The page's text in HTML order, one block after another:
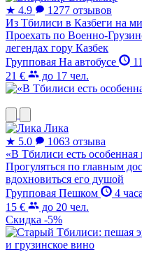
★ 4.9
1277 отзывов
Из Тбилиси в Казбеги на
Проехать по Военно-
легендах гору Казбек
Групповая На автобусе
21 €
до 17 чел.
Лика
★ 5.0
1063 отзыва
«В Тбилиси есть особенная
Прогуляться по главным
вдохновиться его душой
Групповая Пешком
4 часа
15 €
до 20 чел.
Скидка -5%